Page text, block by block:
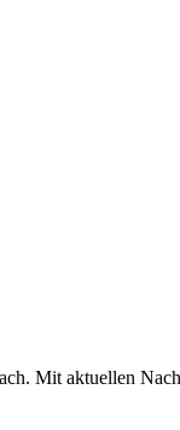
Mit aktuellen